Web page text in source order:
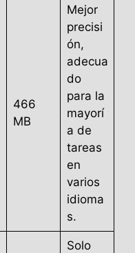
466
MB
Mejor
precisi
ón,
adecua
do
para la
mayorí
a de
tareas
en
varios
idioma
s.
Solo